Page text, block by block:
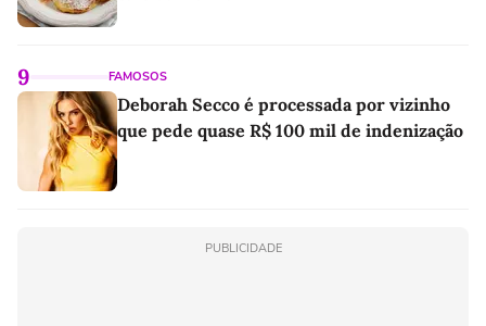
9 FAMOSOS
Deborah Secco é processada por vizinho
que pede quase R$ 100 mil de indenização
PUBLICIDADE